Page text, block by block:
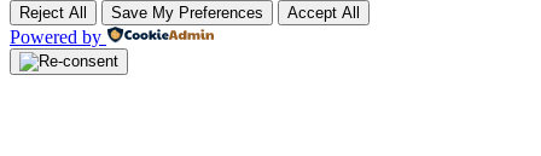
Reject All Save My Preferences Accept All
Powered by